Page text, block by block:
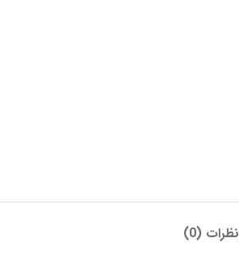
نظرات (0)